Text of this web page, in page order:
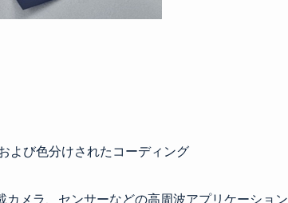
よび色分けされたコーディング
カメラ、センサーなどの高周波アプリケーション